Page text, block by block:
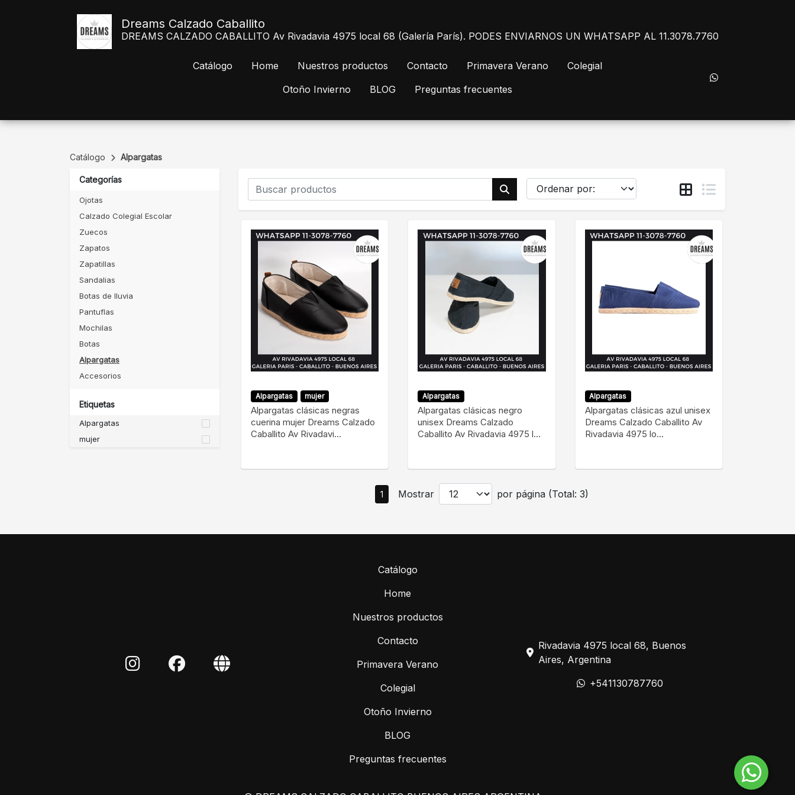
Dreams Calzado Caballito
DREAMS CALZADO CABALLITO Av Rivadavia 4975 local 68 (Galería París). PODES ENVIARNOS UN WHATSAPP AL 11.3078.7760
Catálogo Home Nuestros productos Contacto Primavera Verano
Colegial
Otoño Invierno
BLOG Preguntas frecuentes
Catálogo Alpargatas
Categorías
Ojotas
Calzado Colegial Escolar
Zuecos
Zapatos
Zapatillas
Sandalias
Botas de lluvia
Pantuflas
Mochilas
Botas
Alpargatas
Accesorios
Etiquetas
Alpargatas
mujer
Alpargatas mujer
Alpargatas clásicas negras
cuerina mujer Dreams Calzado
Caballito Av Rivadavi...
Alpargatas
Alpargatas clásicas negro
unisex Dreams Calzado
Caballito Av Rivadavia 4975 l...
Alpargatas
Alpargatas clásicas azul unisex
Dreams Calzado Caballito Av
Rivadavia 4975 lo...
1 Mostrar por página (Total: 3)
Catálogo
Home
Nuestros productos
Contacto
Primavera Verano
Colegial
Otoño Invierno
BLOG
Preguntas frecuentes
Rivadavia 4975 local 68, Buenos
Aires, Argentina
+541130787760